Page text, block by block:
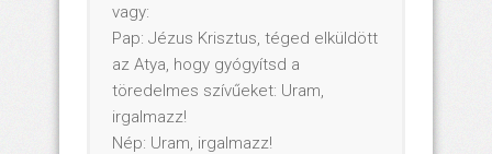
vagy:
Pap: Jézus Krisztus, téged elküldött
az Atya, hogy gyógyítsd a
töredelmes szívűeket: Uram,
irgalmazz!
Nép: Uram, irgalmazz!